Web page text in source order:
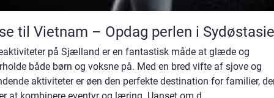
til Vietnam – Opdag perlen i
på Sjælland er en fantastisk måde at glæde og
både børn og voksne på. Med en bred vifte af sjove og
aktiviteter er øen den perfekte destination for familier,